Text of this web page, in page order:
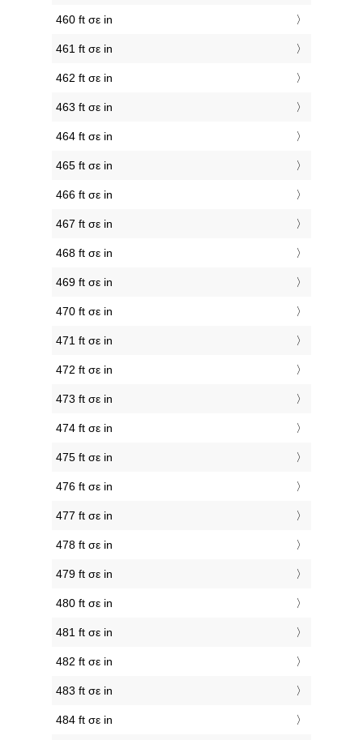
460 ft σε in
461 ft σε in
462 ft σε in
463 ft σε in
464 ft σε in
465 ft σε in
466 ft σε in
467 ft σε in
468 ft σε in
469 ft σε in
470 ft σε in
471 ft σε in
472 ft σε in
473 ft σε in
474 ft σε in
475 ft σε in
476 ft σε in
477 ft σε in
478 ft σε in
479 ft σε in
480 ft σε in
481 ft σε in
482 ft σε in
483 ft σε in
484 ft σε in